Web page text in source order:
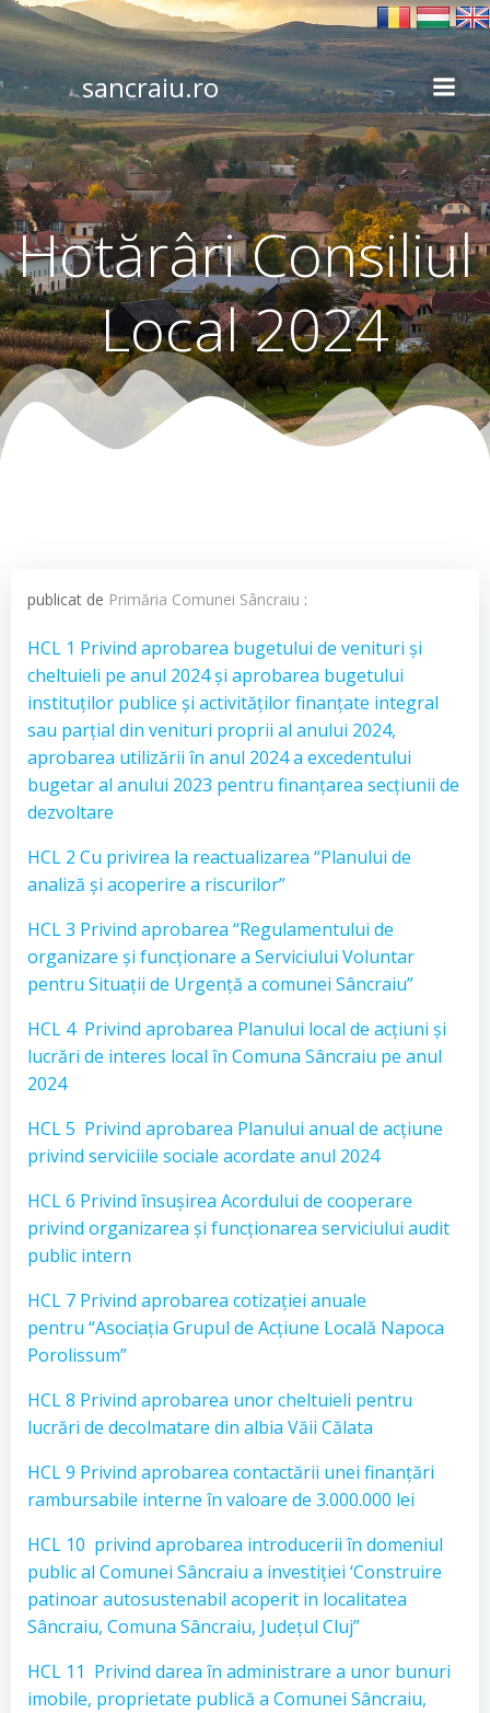
Skip
to
content
sancraiu.ro
Hotărâri Consiliul
Local 2024
publicat de Primăria Comunei Sâncraiu :
HCL 1 Privind aprobarea bugetului de venituri și
cheltuieli pe anul 2024 și aprobarea bugetului
instituților publice și activităților finanțate integral
sau parțial din venituri proprii al anului 2024,
aprobarea utilizării în anul 2024 a excedentului
bugetar al anului 2023 pentru finanțarea secțiunii de
dezvoltare
HCL 2 Cu privirea la reactualizarea “Planului de
analiză și acoperire a riscurilor”
HCL 3 Privind aprobarea “Regulamentului de
organizare și funcționare a Serviciului Voluntar
pentru Situații de Urgență a comunei Sâncraiu”
HCL 4 Privind aprobarea Planului local de acțiuni și
lucrări de interes local în Comuna Sâncraiu pe anul
2024
HCL 5 Privind aprobarea Planului anual de acțiune
privind serviciile sociale acordate anul 2024
HCL 6 Privind însușirea Acordului de cooperare
privind organizarea și funcționarea serviciului audit
public intern
HCL 7 Privind aprobarea cotizației anuale
pentru “Asociația Grupul de Acțiune Locală Napoca
Porolissum”
HCL 8 Privind aprobarea unor cheltuieli pentru
lucrări de decolmatare din albia Văii Călata
HCL 9 Privind aprobarea contactării unei finanțări
rambursabile interne în valoare de 3.000.000 lei
HCL 10 privind aprobarea introducerii în domeniul
public al Comunei Sâncraiu a investiției ‘Construire
patinoar autosustenabil acoperit in localitatea
Sâncraiu, Comuna Sâncraiu, Județul Cluj”
HCL 11 Privind darea în administrare a unor bunuri
imobile, proprietate publică a Comunei Sâncraiu,